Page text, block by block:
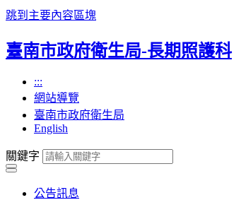
跳到主要內容區塊
臺南市政府衛生局-長期照護科
:::
網站導覽
臺南市政府衛生局
English
關鍵字
公告訊息